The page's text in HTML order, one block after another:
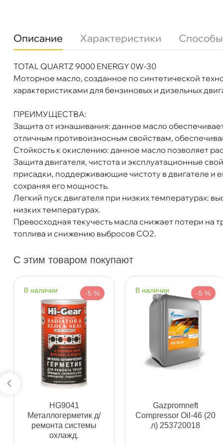
Описание Характеристики
TOTAL QUARTZ 9000 ENERGY 0W-30
Моторное масло, созданное по синтетической
характеристиками для бензиновых и дизельных
ПРЕИМУЩЕСТВА:
Защита от изнашивания: данное масло
отличным противоизносным свойствам,
Стойкость к окислению: данное масло позволяет
Защита двигателя, чистота и эксплуатационные
присадки, поддерживающие чистоту в двигателе и
сохраняя его мощность.
Легкий пуск двигателя при низких температурах:
низких температурах.
Превосходная текучесть масла снижает потери на
топлива и снижению выбросов СО2.
язкость
0W-30
Бренд
Total
Тип масла
Синтетика
Спецификации
API SL/CF, ACEA A3/B4
Объем
216,5л
Артикул
151520
Применение
Двигатель
С этим товаром покупают
наличии -5 %
HG9041
Металлогерметик д/
ремонта системы
охлажд.
наличии -5 %
Gazpromneft
Compressor Oil-46 (20
л) 253720018
Бесплатная
Самовывоз
ул. Салова, д. 30
0
Пн-Пт09.30 - 19.00
Сегодня, бесплатно
Богатырский пр. 12
0
Пн–Вс10:00 – 21:00
н. Обводного канала 115
Пн–Вс
10:00 – 21:00
Сегодня, бесплатно
пр.Науки 10к1 (2 этаж)
ПН–ВС10:00 – 21:00
Сегодня, бесплатно
Ленинский пр. 92 к.1
ПН–ВС10:00 – 21:00
Сегодня, бесплатно